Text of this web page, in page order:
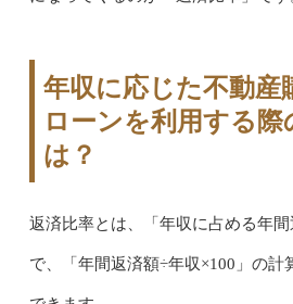
年収に応じた不動産
ローンを利用する際
は？
返済比率とは、「年収に占める年
で、「年間返済額÷年収×100」の計